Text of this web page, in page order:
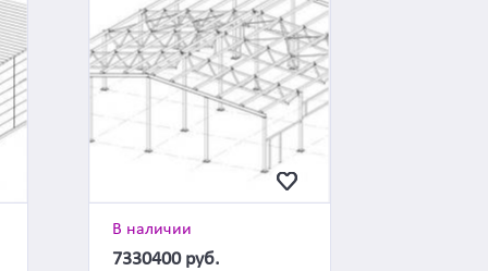
В наличии
7330400 руб.